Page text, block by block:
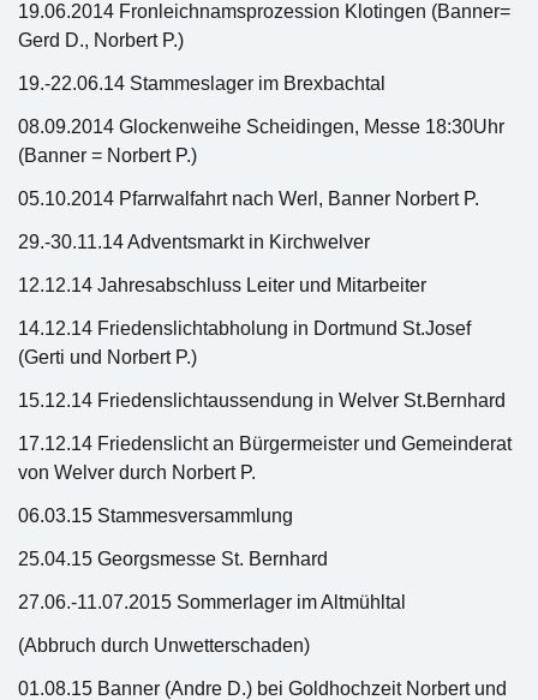
19.06.2014 Fronleichnamsprozession Klotingen (Banner=
Gerd D., Norbert P.)
19.-22.06.14 Stammeslager im Brexbachtal
08.09.2014 Glockenweihe Scheidingen, Messe 18:30Uhr
(Banner = Norbert P.)
05.10.2014 Pfarrwalfahrt nach Werl, Banner Norbert P.
29.-30.11.14 Adventsmarkt in Kirchwelver
12.12.14 Jahresabschluss Leiter und Mitarbeiter
14.12.14 Friedenslichtabholung in Dortmund St.Josef
(Gerti und Norbert P.)
15.12.14 Friedenslichtaussendung in Welver St.Bernhard
17.12.14 Friedenslicht an Bürgermeister und Gemeinderat
von Welver durch Norbert P.
06.03.15 Stammesversammlung
25.04.15 Georgsmesse St. Bernhard
27.06.-11.07.2015 Sommerlager im Altmühltal
(Abbruch durch Unwetterschaden)
01.08.15 Banner (Andre D.) bei Goldhochzeit Norbert und